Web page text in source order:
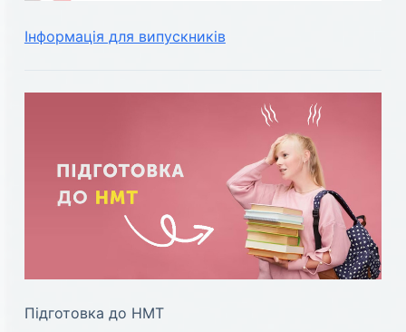
Інформація для випускників
Підготовка до НМТ